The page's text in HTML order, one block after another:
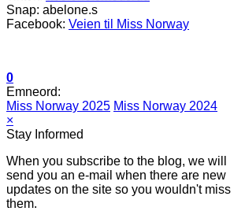
Snap: abelone.s
Facebook: Veien til Miss Norway
0
Emneord:
Miss Norway 2025 Miss Norway 2024
×
Stay Informed
When you subscribe to the blog, we will
send you an e-mail when there are new
updates on the site so you wouldn't miss
them.